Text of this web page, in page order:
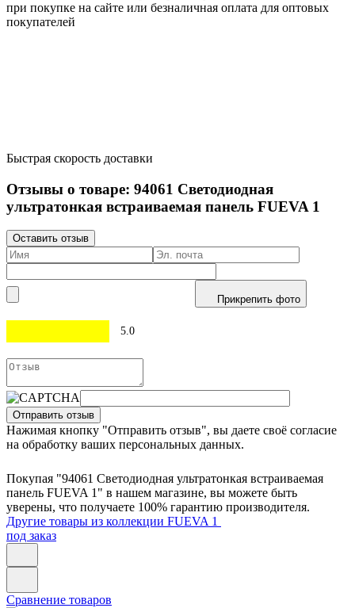
при покупке на сайте или безналичная оплата для оптовых
покупателей
Быстрая скорость доставки
Отзывы о товаре: 94061 Светодиодная
ультратонкая встраиваемая панель FUEVA 1
Оставить отзыв
Прикрепить фото
5.0
Отправить отзыв
Нажимая кнопку "Отправить отзыв", вы даете своё согласие
на обработку ваших персональных данных.
Покупая "94061 Светодиодная ультратонкая встраиваемая
панель FUEVA 1" в нашем магазине, вы можете быть
уверены, что получаете 100% гарантию производителя.
Другие товары из коллекции FUEVA 1
под заказ
Сравнение товаров